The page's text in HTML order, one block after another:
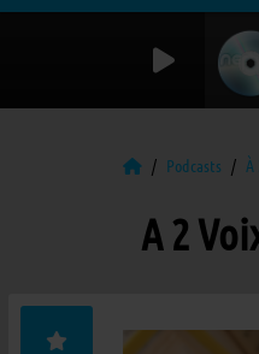
Podcasts À
A 2